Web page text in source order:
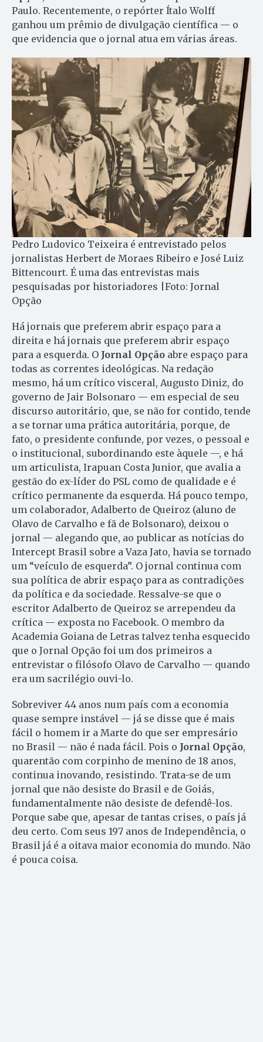
Paulo. Recentemente, o repórter Ítalo Wolff
ganhou um prêmio de divulgação científica — o
que evidencia que o jornal atua em várias áreas.
Pedro Ludovico Teixeira é entrevistado pelos
jornalistas Herbert de Moraes Ribeiro e José Luiz
Bittencourt. É uma das entrevistas mais
pesquisadas por historiadores |Foto: Jornal
Opção
Há jornais que preferem abrir espaço para a
direita e há jornais que preferem abrir espaço
para a esquerda. O Jornal Opção abre espaço para
todas as correntes ideológicas. Na redação
mesmo, há um crítico visceral, Augusto Diniz, do
governo de Jair Bolsonaro — em especial de seu
discurso autoritário, que, se não for contido, tende
a se tornar uma prática autoritária, porque, de
fato, o presidente confunde, por vezes, o pessoal e
o institucional, subordinando este àquele —, e há
um articulista, Irapuan Costa Junior, que avalia a
gestão do ex-líder do PSL como de qualidade e é
crítico permanente da esquerda. Há pouco tempo,
um colaborador, Adalberto de Queiroz (aluno de
Olavo de Carvalho e fã de Bolsonaro), deixou o
jornal — alegando que, ao publicar as notícias do
Intercept Brasil sobre a Vaza Jato, havia se tornado
um “veículo de esquerda”. O jornal continua com
sua política de abrir espaço para as contradições
da política e da sociedade. Ressalve-se que o
escritor Adalberto de Queiroz se arrependeu da
crítica — exposta no Facebook. O membro da
Academia Goiana de Letras talvez tenha esquecido
que o Jornal Opção foi um dos primeiros a
entrevistar o filósofo Olavo de Carvalho — quando
era um sacrilégio ouvi-lo.
Sobreviver 44 anos num país com a economia
quase sempre instável — já se disse que é mais
fácil o homem ir a Marte do que ser empresário
no Brasil — não é nada fácil. Pois o Jornal Opção,
quarentão com corpinho de menino de 18 anos,
continua inovando, resistindo. Trata-se de um
jornal que não desiste do Brasil e de Goiás,
fundamentalmente não desiste de defendê-los.
Porque sabe que, apesar de tantas crises, o país já
deu certo. Com seus 197 anos de Independência, o
Brasil já é a oitava maior economia do mundo. Não
é pouca coisa.